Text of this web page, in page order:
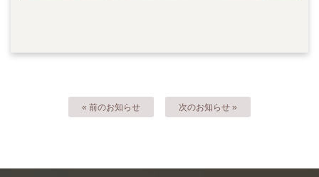
« 前のお知らせ 次のお知らせ »